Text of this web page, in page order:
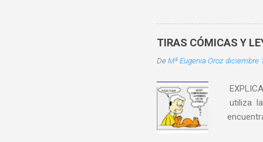
tres
TIRAS CÓMICAS Y
DeMª Eugenia Oroz diciembre
utiliza